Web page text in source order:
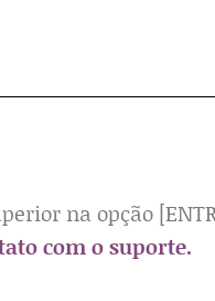
na opção
com o suporte.